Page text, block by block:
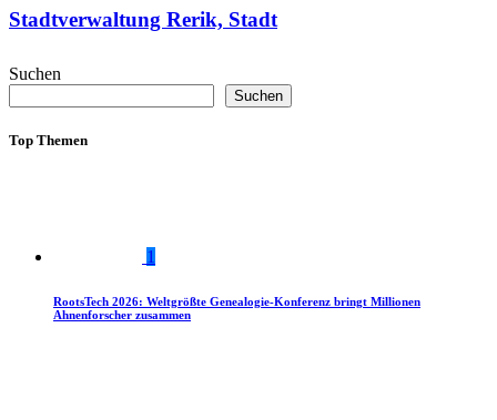
Stadtverwaltung Rerik, Stadt
Suchen
Suchen
Top Themen
1
RootsTech 2026: Weltgrößte Genealogie-Konferenz bringt Millionen
Ahnenforscher zusammen